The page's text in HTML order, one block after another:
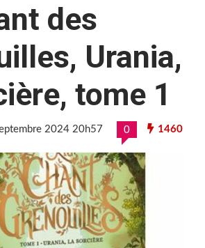
des
Urania,
tome 1
2024 20h57 0 1460